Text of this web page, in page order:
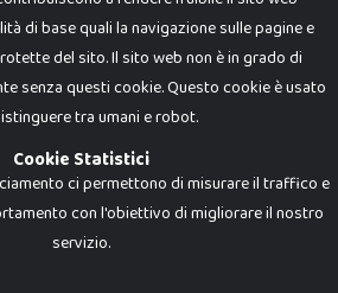
shop sono di proprietà dei rispettivi titolari.
potrebbero differire da quanto esposto in
8, 20123 Milano (MI)
- C.S. 10.000 i.v.
di base quali la navigazione sulle pagine e
del sito. Il sito web non è in grado di
senza questi cookie. Questo cookie è usato
tra umani e robot.
Cookie Statistici
ci permettono di misurare il traffico e
con l'obiettivo di migliorare il nostro
servizio.